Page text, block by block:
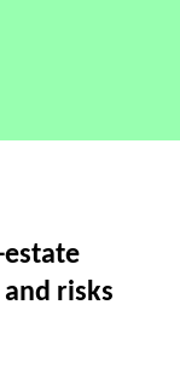
risks